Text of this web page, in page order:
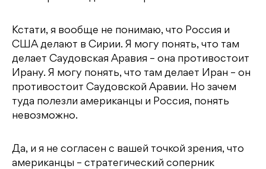
Кстати, я вообще не понимаю, что Россия и
США делают в Сирии. Я могу понять, что там
делает Саудовская Аравия – она противостоит
Ирану. Я могу понять, что там делает Иран – он
противостоит Саудовской Аравии. Но зачем
туда полезли американцы и Россия, понять
невозможно.
Да, и я не согласен с вашей точкой зрения, что
американцы – стратегический соперник